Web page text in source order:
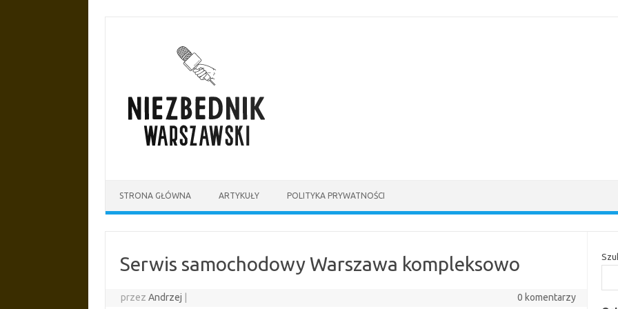
STRONA GŁÓWNA ARTYKUŁY POLITYKA PRYWATNOŚCI
Serwis samochodowy Warszawa kompleksowo
przezAndrzej 0 komentarzy